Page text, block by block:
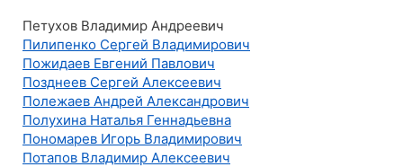
Петухов Владимир Андреевич
Пилипенко Сергей Владимирович
Пожидаев Евгений Павлович
Позднеев Сергей Алексеевич
Полежаев Андрей Александрович
Полухина Наталья Геннадьевна
Пономарев Игорь Владимирович
Потапов Владимир Алексеевич